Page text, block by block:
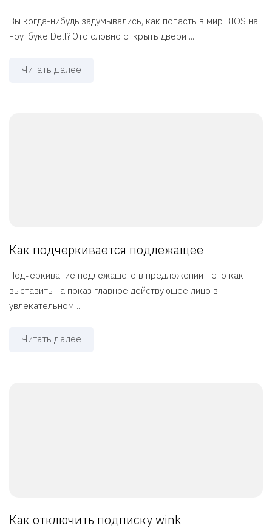
Вы когда-нибудь задумывались, как попасть в мир BIOS на
ноутбуке Dell? Это словно открыть двери ...
Читать далее
Как подчеркивается подлежащее
Подчеркивание подлежащего в предложении - это как
выставить на показ главное действующее лицо в
увлекательном ...
Читать далее
Как отключить подписку wink